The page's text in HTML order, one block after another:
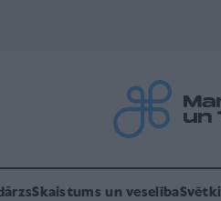
Skaistums un veselībaSvētki